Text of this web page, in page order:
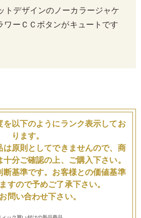
トデザインのノーカラージャケ
ワーＣＣボタンがキュートです
を以下のようにランク表示してお
ります。
は原則としてできませんので、商
分ご確認の上、ご購入下さい。
断基準です。お客様との価値基準
すので予めご了承下さい。
問い合わせ下さい。